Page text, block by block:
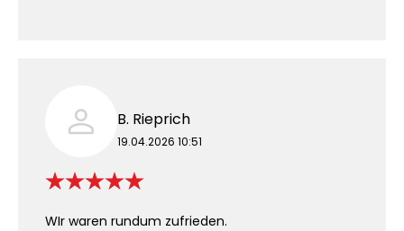
B. Rieprich
19.04.2026 10:51
WIr waren rundum zufrieden.